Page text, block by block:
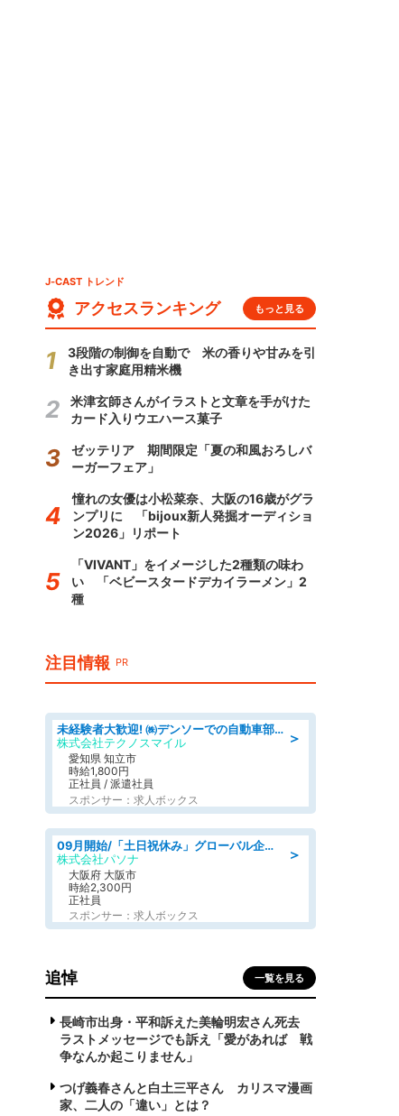
J-CAST トレンド
アクセスランキング もっと見る
3段階の制御を自動で 米の香りや甘みを引
き出す家庭用精米機
米津玄師さんがイラストと文章を手がけた
カード入りウエハース菓子
ゼッテリア 期間限定「夏の和風おろしバ
ーガーフェア」
憧れの女優は小松菜奈、大阪の16歳がグラ
ンプリに 「bijoux新人発掘オーディショ
ン2026」リポート
「VIVANT」をイメージした2種類の味わ
い 「ベビースタードデカイラーメン」2
種
注目情報 PR
＞
未経験者大歓迎! ㈱デンソーでの自動車部品の組立作業 denso aichi
株式会社テクノスマイル
愛知県 知立市
時給1,800円
正社員 / 派遣社員
スポンサー：求人ボックス
＞
09月開始/「土日祝休み」グローバル企業での産業保健のお仕事/保健師/高時給/残業なし/服装自由
株式会社パソナ
大阪府 大阪市
時給2,300円
正社員
スポンサー：求人ボックス
追悼 一覧を見る
長崎市出身・平和訴えた美輪明宏さん死去
ラストメッセージでも訴え「愛があれば 戦
争なんか起こりません」
つげ義春さんと白土三平さん カリスマ漫画
家、二人の「違い」とは？